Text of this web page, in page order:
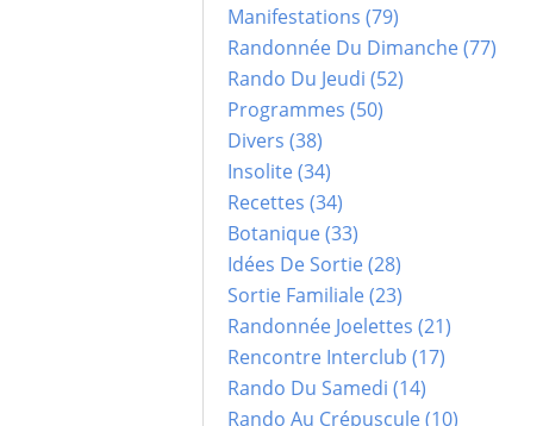
Manifestations (79)
Randonnée Du Dimanche(77)
Rando Du Jeudi (52)
Programmes (50)
Divers (38)
Insolite(34)
Recettes (34)
Botanique(33)
Idées De Sortie(28)
Sortie Familiale(23)
Randonnée Joelettes (21)
Rencontre Interclub (17)
Rando Du Samedi (14)
Rando Au Crépuscule(10)